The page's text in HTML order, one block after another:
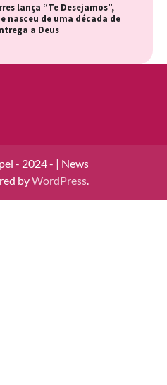
lança “Te Desejamos”,
nasceu de uma década de
a Deus
- 2024 - | News
byWordPress.